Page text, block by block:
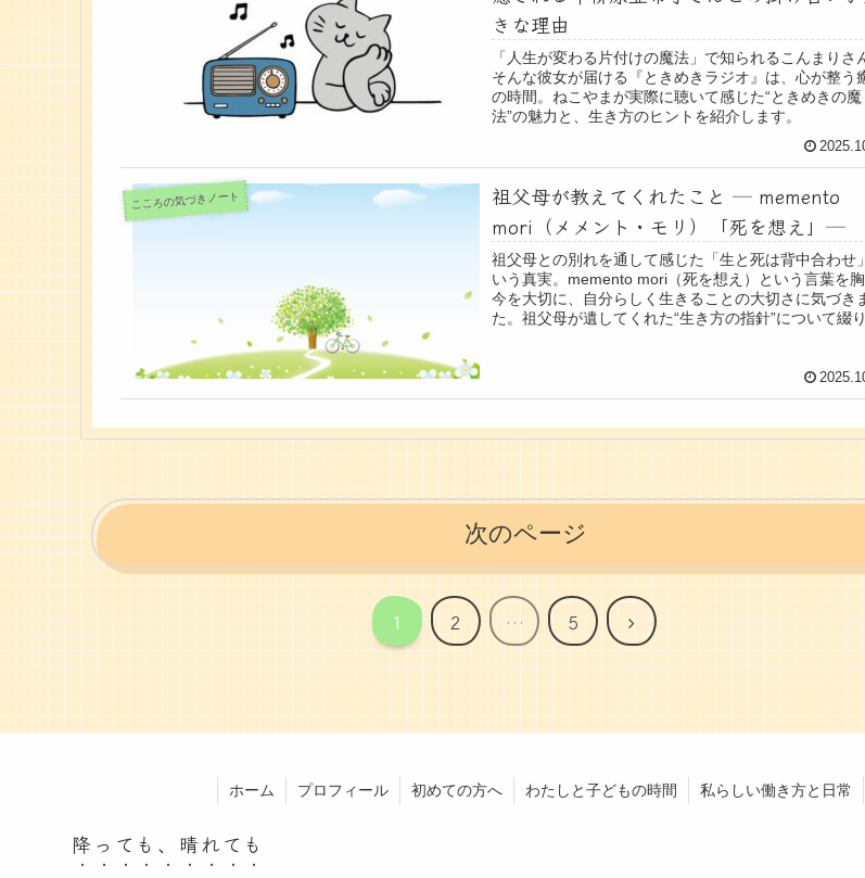
きな理由
「人生が変わる片付けの魔法」で知られるこんまりさ
そんな彼女が届ける『ときめきラジオ』は、心が整う
の時間。ねこやまが実際に聴いて感じた“ときめきの魔
法”の魅力と、生き方のヒントを紹介します。
こころの気づきノート
祖父母が教えてくれたこと ─ memento
mori（メメント・モリ）「死を想え」─
祖父母との別れを通して感じた「生と死は背中合わせ
いう真実。memento mori（死を想え）という言葉を胸
今を大切に、自分らしく生きることの大切さに気づき
た。祖父母が遺してくれた“生き方の指針”について綴
次のページ
1 2 … 5
次
へ
降っても、晴れても
ホーム プロフィール 初めての方へ わたしと子どもの時間 私らしい働き方と日常